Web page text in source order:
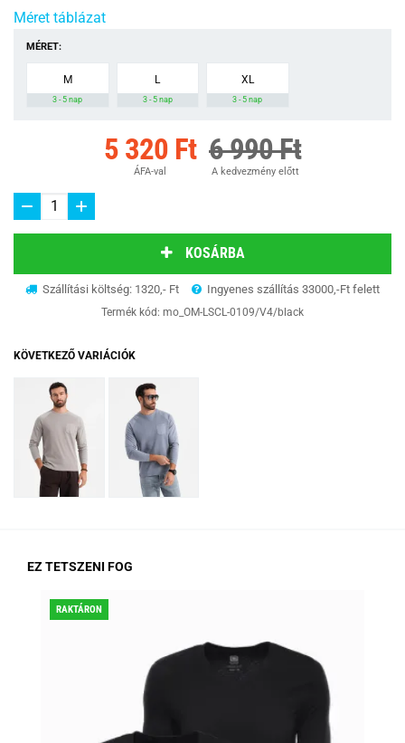
Méret táblázat
MÉRET:
M
3 - 5 nap
L
3 - 5 nap
XL
3 - 5 nap
5 320 Ft
ÁFA-val
6 990 Ft
A kedvezmény előtt
KOSÁRBA
Szállítási költség: 1320,- Ft Ingyenes szállítás 33000,-Ft felett
Termék kód: mo_OM-LSCL-0109/V4/black
KÖVETKEZŐ VARIÁCIÓK
EZ TETSZENI FOG
RAKTÁRON